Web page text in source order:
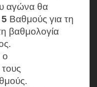
αγώνα θα
5 Βαθμούς για τη
βαθμολογία
ο